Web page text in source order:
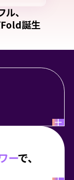
、
誕生
ーで、